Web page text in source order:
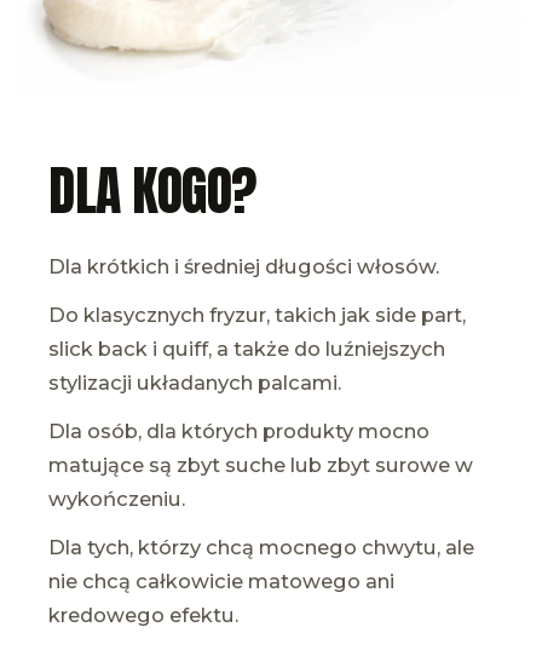
DLA KOGO?
Dla krótkich i średniej długości włosów.
Do klasycznych fryzur, takich jak side part,
slick back i quiff, a także do luźniejszych
stylizacji układanych palcami.
Dla osób, dla których produkty mocno
matujące są zbyt suche lub zbyt surowe w
wykończeniu.
Dla tych, którzy chcą mocnego chwytu, ale
nie chcą całkowicie matowego ani
kredowego efektu.